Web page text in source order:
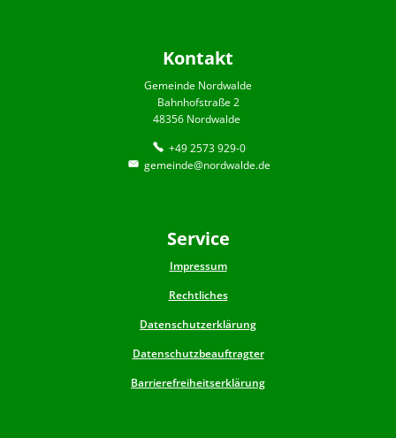
Kontakt
Gemeinde Nordwalde
Bahnhofstraße 2
48356 Nordwalde
+49 2573 929-0
gemeinde@nordwalde.de
Service
Impressum
Rechtliches
Datenschutzerklärung
Datenschutzbeauftragter
Barrierefreiheitserklärung